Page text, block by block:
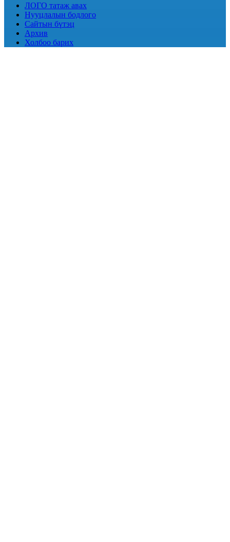
ЛОГО татаж авах
Нууцлалын бодлого
Сайтын бүтэц
Архив
Холбоо барих